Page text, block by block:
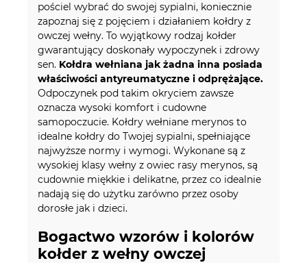
pościel wybrać do swojej sypialni, koniecznie
zapoznaj się z pojęciem i działaniem kołdry z
owczej wełny. To wyjątkowy rodzaj kołder
gwarantujący doskonały wypoczynek i zdrowy
sen. Kołdra wełniana jak żadna inna posiada
właściwości antyreumatyczne i odprężające.
Odpoczynek pod takim okryciem zawsze
oznacza wysoki komfort i cudowne
samopoczucie. Kołdry wełniane merynos to
idealne kołdry do Twojej sypialni, spełniające
najwyższe normy i wymogi. Wykonane są z
wysokiej klasy wełny z owiec rasy merynos, są
cudownie miękkie i delikatne, przez co idealnie
nadają się do użytku zarówno przez osoby
dorosłe jak i dzieci.
Bogactwo wzorów i kolorów
kołder z wełny owczej